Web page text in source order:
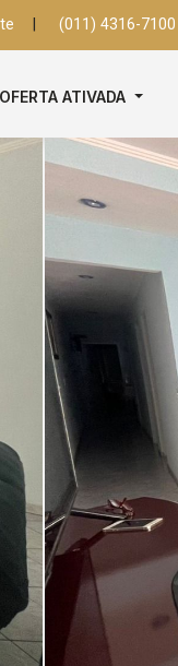
(011) 4316-7100
OFERTA ATIVADA